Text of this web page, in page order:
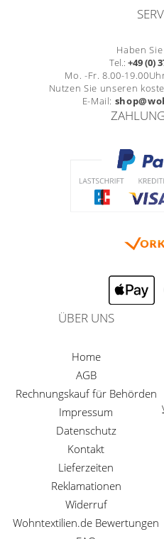
Haben
Tel.: +49 (0)
Mo. -Fr. 8.00-
Nutzen Sie unseren
E-Mail:
ÜBER UNS
Home
AGB
Rechnungskauf für Behörden
Impressum
Datenschutz
Kontakt
Lieferzeiten
Reklamationen
Widerruf
Wohntextilien.de Bewertungen